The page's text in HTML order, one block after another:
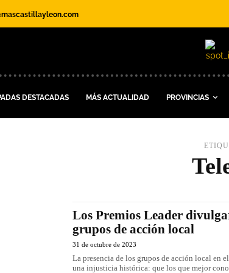
DESTACADAS MÁS ACTUALIDAD PROVINCIAS
Los Premios Leader
grupos de acción local
31 de octubre de 2023
La presencia de los grupos de acción local en
una injusticia histórica: que los que mejor